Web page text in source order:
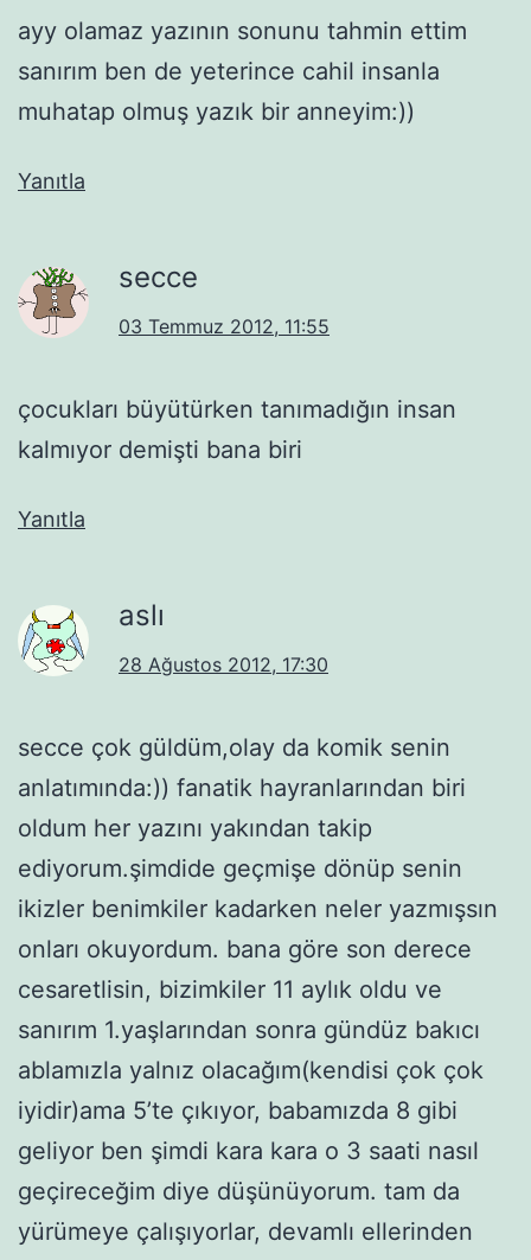
ayy olamaz yazının sonunu tahmin ettim
sanırım ben de yeterince cahil insanla
muhatap olmuş yazık bir anneyim:))
Yanıtla
secce
03 Temmuz 2012, 11:55
çocukları büyütürken tanımadığın insan
kalmıyor demişti bana biri
Yanıtla
aslı
28 Ağustos 2012, 17:30
secce çok güldüm,olay da komik senin
anlatımında:)) fanatik hayranlarından biri
oldum her yazını yakından takip
ediyorum.şimdide geçmişe dönüp senin
ikizler benimkiler kadarken neler yazmışsın
onları okuyordum. bana göre son derece
cesaretlisin, bizimkiler 11 aylık oldu ve
sanırım 1.yaşlarından sonra gündüz bakıcı
ablamızla yalnız olacağım(kendisi çok çok
iyidir)ama 5’te çıkıyor, babamızda 8 gibi
geliyor ben şimdi kara kara o 3 saati nasıl
geçireceğim diye düşünüyorum. tam da
yürümeye çalışıyorlar, devamlı ellerinden